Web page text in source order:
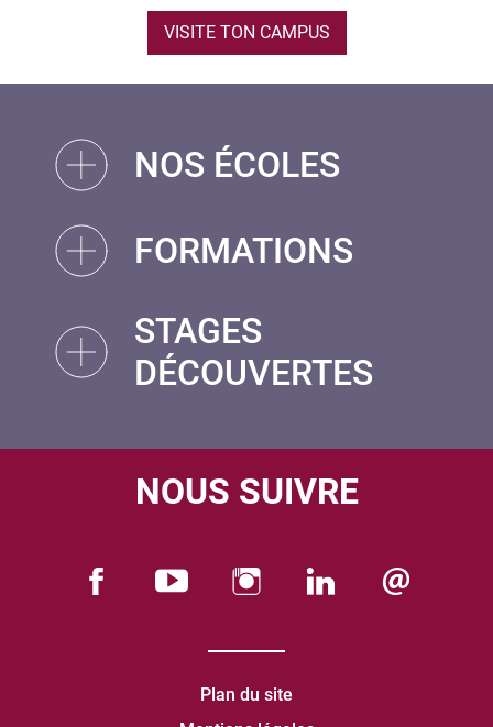
VISITE TON CAMPUS
NOS ÉCOLES
FORMATIONS
STAGES
DÉCOUVERTES
NOUS SUIVRE
Plan du site